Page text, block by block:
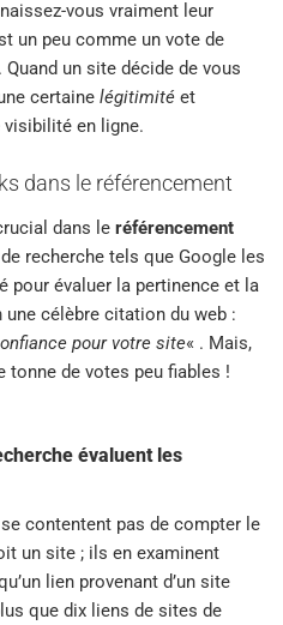
vous vraiment leur
un peu comme un vote de
un site décide de vous
certaine légitimité et
en ligne.
dans le référencement
dans le référencement
recherche tels que Google les
pour évaluer la pertinence et la
célèbre citation du web :
pour votre site« . Mais,
tonne de votes peu fiables !
évaluent les
contentent pas de compter le
un site ; ils en examinent
lien provenant d’un site
que dix liens de sites de